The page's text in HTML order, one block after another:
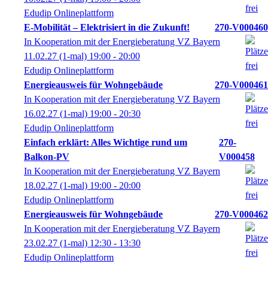
Edudip Onlineplattform
E-Mobilität – Elektrisiert in die Zukunft!
270-V000460
In Kooperation mit der Energieberatung VZ Bayern
11.02.27 (1-mal) 19:00 - 20:00
Edudip Onlineplattform
Energieausweis für Wohngebäude
270-V000461
In Kooperation mit der Energieberatung VZ Bayern
16.02.27 (1-mal) 19:00 - 20:30
Edudip Onlineplattform
Einfach erklärt: Alles Wichtige rund um
Balkon-PV
270-
V000458
In Kooperation mit der Energieberatung VZ Bayern
18.02.27 (1-mal) 19:00 - 20:00
Edudip Onlineplattform
Energieausweis für Wohngebäude
270-V000462
In Kooperation mit der Energieberatung VZ Bayern
23.02.27 (1-mal) 12:30 - 13:30
Edudip Onlineplattform